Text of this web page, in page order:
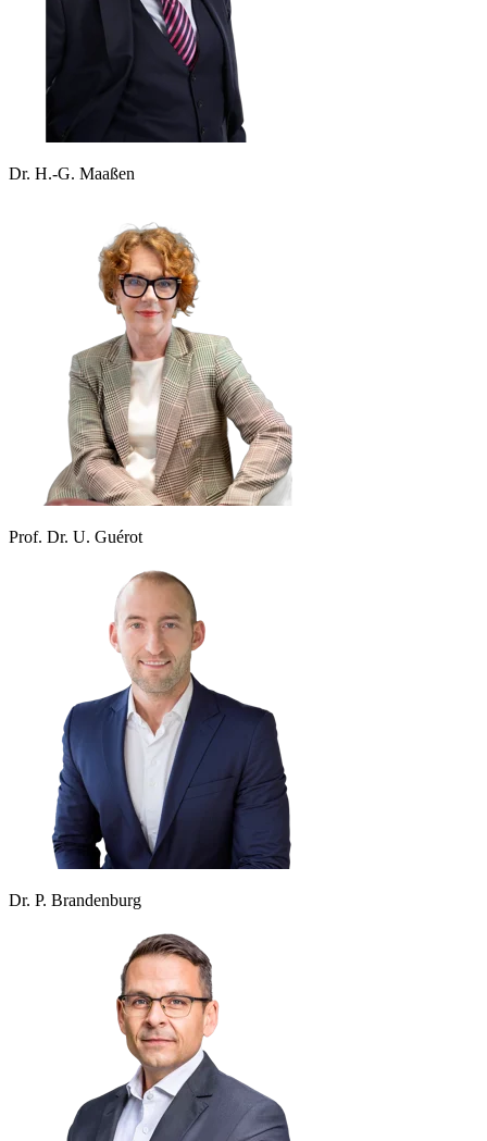
Dr. H.-G. Maaßen
Prof. Dr. U. Guérot
Dr. P. Brandenburg